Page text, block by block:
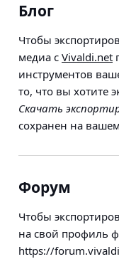
Блог
Чтобы
медиа с Vivaldi.net
инструментов
то, что вы хотите
Скачать
сохранен на
Форум
Чтобы
на свой профиль
https://